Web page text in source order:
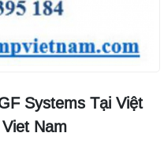
Systems Tại Việt
Nam